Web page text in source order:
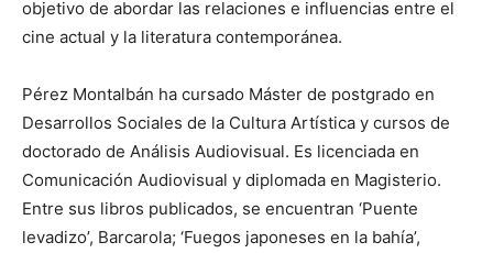
objetivo de abordar las relaciones e influencias entre el
cine actual y la literatura contemporánea.
Pérez Montalbán ha cursado Máster de postgrado en
Desarrollos Sociales de la Cultura Artística y cursos de
doctorado de Análisis Audiovisual. Es licenciada en
Comunicación Audiovisual y diplomada en Magisterio.
Entre sus libros publicados, se encuentran ‘Puente
levadizo’, Barcarola; ‘Fuegos japoneses en la bahía’,